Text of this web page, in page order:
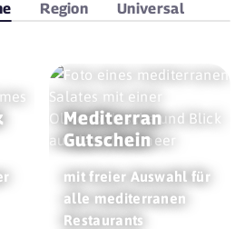
Region Universal
Mediterran
Gutschein
mit freier Auswahl für
alle mediterranen
Restaurants